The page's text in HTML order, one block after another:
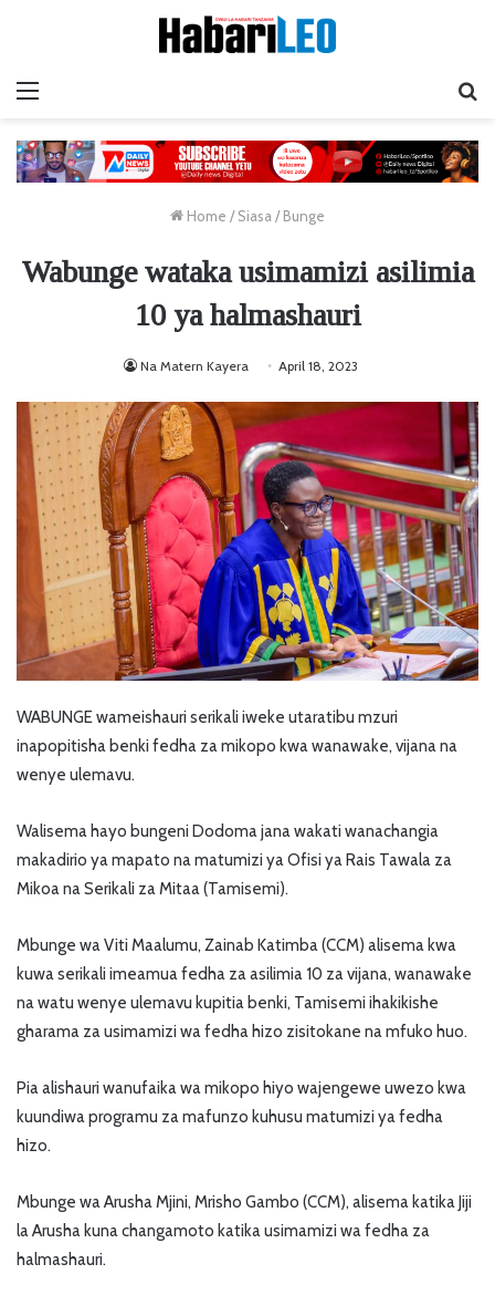
Home / Siasa/ Bunge
Wabunge wataka usimamizi asilimia
10 ya halmashauri
Na Matern Kayera April 18, 2023
WABUNGE wameishauri serikali iweke utaratibu mzuri
inapopitisha benki fedha za mikopo kwa wanawake, vijana na
wenye ulemavu.
Walisema hayo bungeni Dodoma jana wakati wanachangia
makadirio ya mapato na matumizi ya Ofisi ya Rais Tawala za
Mikoa na Serikali za Mitaa (Tamisemi).
Mbunge wa Viti Maalumu, Zainab Katimba (CCM) alisema kwa
kuwa serikali imeamua fedha za asilimia 10 za vijana, wanawake
na watu wenye ulemavu kupitia benki, Tamisemi ihakikishe
gharama za usimamizi wa fedha hizo zisitokane na mfuko huo.
Pia alishauri wanufaika wa mikopo hiyo wajengewe uwezo kwa
kuundiwa programu za mafunzo kuhusu matumizi ya fedha
hizo.
Mbunge wa Arusha Mjini, Mrisho Gambo (CCM), alisema katika Jiji
la Arusha kuna changamoto katika usimamizi wa fedha za
halmashauri.